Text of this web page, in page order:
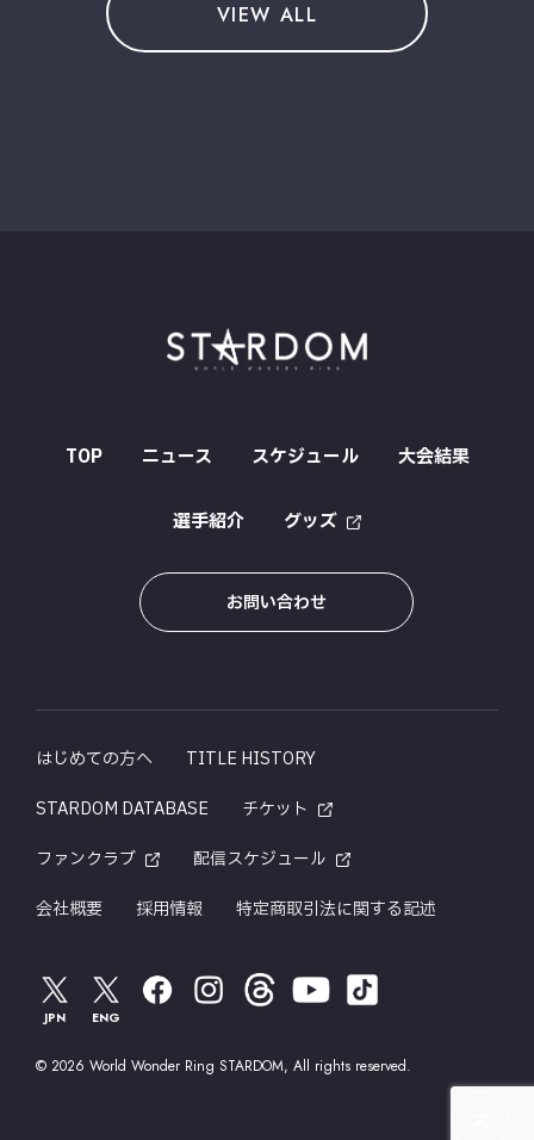
VIEW ALL
TOP ニュース スケジュール 大会結果
選手紹介 グッズ
お問い合わせ
はじめての方へ
TITLE HISTORY
STARDOM DATABASE
チケット
ファンクラブ
配信スケジュール
会社概要
採用情報 特定商取引法に関する記述
JPN ENG
© 2026 World Wonder Ring STARDOM, All rights reserved.